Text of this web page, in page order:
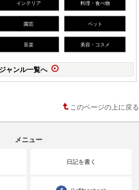
インテリア 料理・食べ物
園芸 ペット
音楽 美容・コスメ
ジャンル一覧へ
このページの上に戻る
メニュー
日記を書く